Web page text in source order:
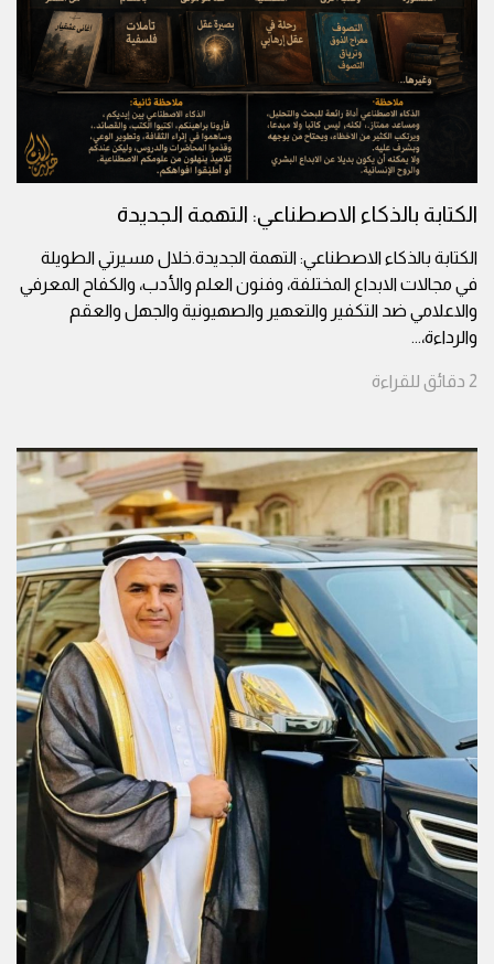
الكتابة بالذكاء الاصطناعي: التهمة الجديدة
الكتابة بالذكاء الاصطناعي: التهمة الجديدة.خلال مسيرتي الطويلة
في مجالات الابداع المختلفة، وفنون العلم والأدب، والكفاح المعرفي
والاعلامي ضد التكفير والتعهير والصهيونية والجهل والعقم
والرداءة،...
2 دقائق للقراءة